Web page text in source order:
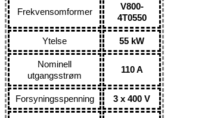
Frekvensomformer
V800-
4T0550
Ytelse 55 kW
Nominell
utgangsstrøm
110 A
Forsyningsspenning 3 x 400 V